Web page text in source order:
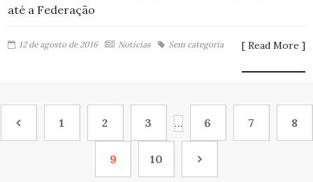
até a Federação
12 de agosto de 2016 Notícias Sem categoria [ Read More ]
1 2 3 … 6 7 8
9 10